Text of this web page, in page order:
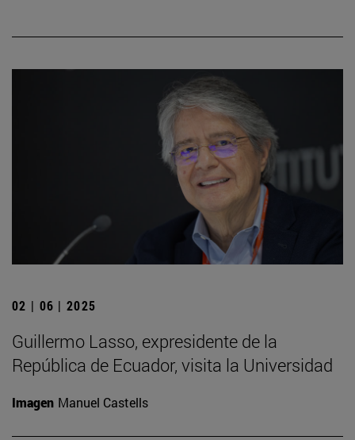
02 | 06 | 2025
Guillermo Lasso, expresidente de la
República de Ecuador, visita la Universidad
Imagen Manuel Castells